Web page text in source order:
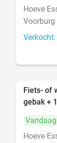
Hoeve
Voorburg
Fiets- of
gebak +
Vandaag
Hoeve